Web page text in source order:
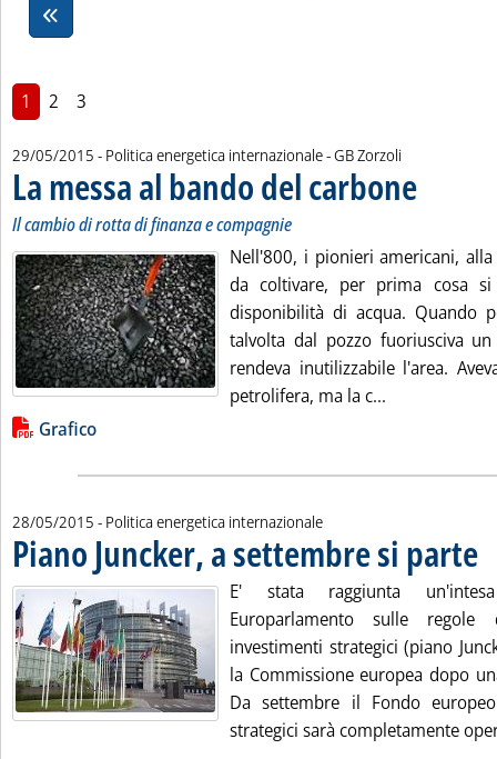
1 2 3
29/05/2015 - Politica energetica internazionale -di:
GB Zorzoli
La messa al bando del carbone
Il cambio di rotta di finanza e compagnie
Nell'800, i pionieri americani,
da coltivare, per prima cosa si
disponibilità di acqua. Quando
talvolta dal pozzo fuoriusciva
rendeva inutilizzabile l'area.
petrolifera, ma la c...
Lista allegati PDF alla notizia
Grafico
28/05/2015 - Politica energetica internazionale
Piano Juncker, a settembre si parte
E' stata raggiunta
Europarlamento sulle
investimenti strategici (piano
la Commissione europea dopo
Da settembre il Fondo
strategici sarà completamente